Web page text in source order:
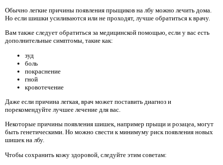
Обычно легкие причины появления прыщиков на лбу можно лечить дома.
Но если шишки усиливаются или не проходят, лучше обратиться к врачу.
Вам также следует обратиться за медицинской помощью, если у вас есть
дополнительные симптомы, такие как:
зуд
боль
покраснение
гной
кровотечение
Даже если причина легкая, врач может поставить диагноз и
порекомендуйте лучшее лечение для вас.
Некоторые причины появления шишек, например прыщи и розацеа, могут
быть генетическими. Но можно свести к минимуму риск появления новых
шишек на лбу.
Чтобы сохранить кожу здоровой, следуйте этим советам: